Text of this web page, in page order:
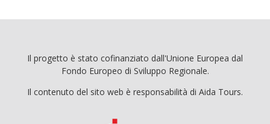
Il progetto è stato cofinanziato dall'Unione Europea dal
Fondo Europeo di Sviluppo Regionale.
Il contenuto del sito web è responsabilità di Aida Tours.